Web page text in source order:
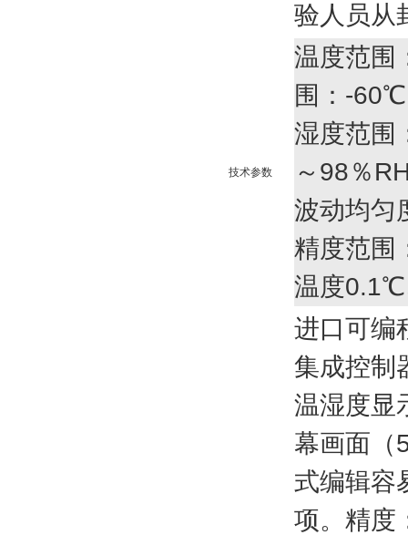
验人员从
技术参数
温度范
围：-
湿度范围
～98％
波动均
精度范围
温度0.1℃
进口可编
集成控制
温湿度显
幕画面（
式编辑容
项。精度